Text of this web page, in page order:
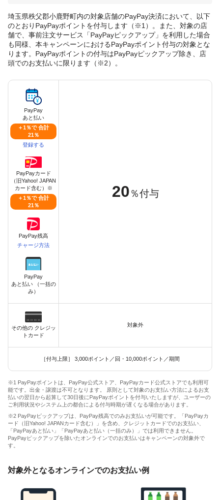
埼玉県秩父郡小鹿野町内の対象店舗のPayPay決済において、以下
のとおりPayPayポイントを付与します（※1）。また、対象の店
舗で、事前注文サービス「PayPayピックアップ」を利用した場合
も同様、本キャンペーンにおけるPayPayポイント付与の対象とな
ります。PayPayポイントの付与はPayPayピックアップ除き、店
頭でのお支払いに限ります（※2）。
PayPay
あと払い
＋1％で 合計
21％
登録する
PayPayカード
（旧Yahoo! JAPAN
カード含む）※
＋1％で 合計
21％
PayPay残高
チャージ方法
PayPay
あと払い （一括の
み）
20 ％付与
その他の クレジッ
トカード
対象外
［付与上限］ 3,000ポイント／回・10,000ポイント／期間
※1 PayPayポイントは、PayPay公式ストア、PayPayカード公式ストアでも利用可
能です。出金・譲渡は不可となります。 原則として対象のお支払い方法によるお支
払いの翌日から起算して30日後にPayPayポイントを付与いたしますが、ユーザーの
ご利用状況やシステム上の都合による付与時期が遅くなる場合があります。
※2 PayPayピックアップは、PayPay残高でのみお支払いが可能です。「PayPayカ
ード（旧Yahoo! JAPANカード含む）」を含め、クレジットカードでのお支払い、
「PayPayあと払い」「PayPayあと払い（一括のみ）」では利用できません。
PayPayピックアップを除いたオンラインでのお支払いはキャンペーンの対象外で
す。
対象外となるオンラインでのお支払い例